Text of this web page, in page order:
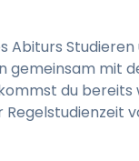
Abiturs
gemeinsam mit
du bereits